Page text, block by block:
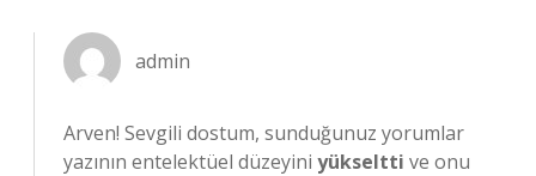
admin
Arven! Sevgili dostum, sunduğunuz yorumlar
yazının entelektüel düzeyini yükseltti ve onu